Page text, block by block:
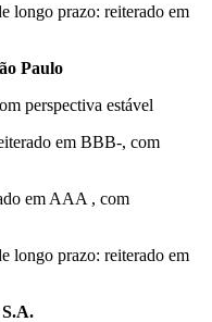
longo prazo: reiterado em
Paulo
perspectiva estável
em BBB-, com
em AAA , com
longo prazo: reiterado em